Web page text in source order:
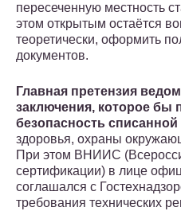
пересеченную местность
этом открытым остаётся
теоретически, оформить
документов.
Главная претензия
заключения, которое бы
безопасность списанной
здоровья, охраны
При этом ВНИИС
сертификации) в лице
соглашался с
требования технических